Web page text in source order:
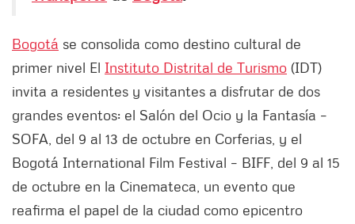
Bogotá se consolida como destino cultural de
primer nivel El Instituto Distrital de Turismo (IDT)
invita a residentes y visitantes a disfrutar de dos
grandes eventos: el Salón del Ocio y la Fantasía –
SOFA, del 9 al 13 de octubre en Corferias, y el
Bogotá International Film Festival – BIFF, del 9 al 15
de octubre en la Cinemateca, un evento que
reafirma el papel de la ciudad como epicentro